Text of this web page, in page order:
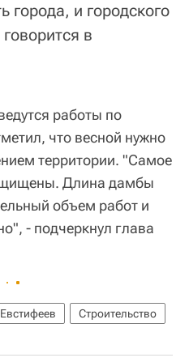
города, и городского
в
работы по
что весной нужно
территории. "Самое
Длина дамбы
объем работ и
- подчеркнул глава
Строительство